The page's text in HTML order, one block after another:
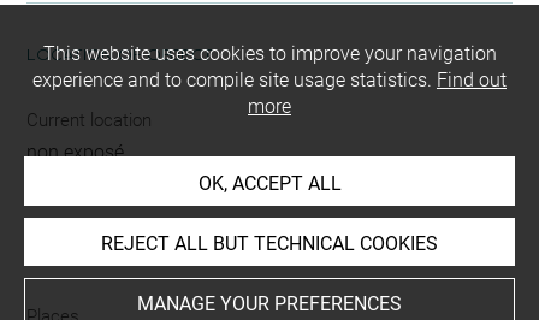
LOCATION OF OBJECT
Current location
non exposé
This website uses cookies to improve your navigation
experience and to compile site usage statistics. Find out
more
OK, ACCEPT ALL
REJECT ALL BUT TECHNICAL COOKIES
MANAGE YOUR PREFERENCES